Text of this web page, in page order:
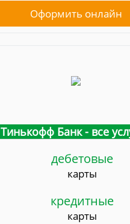
Оформить онлайн
Тинькофф Банк - все
дебетовые
карты
кредитные
карты